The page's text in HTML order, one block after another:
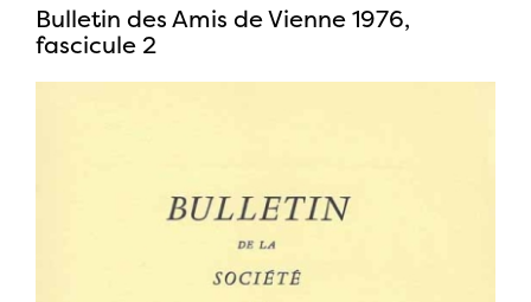
Bulletin des Amis de Vienne 1976,
fascicule 2